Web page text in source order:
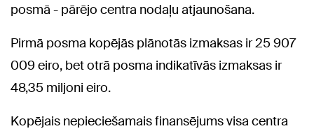
posmā - pārējo centra nodaļu atjaunošana.
Pirmā posma kopējās plānotās izmaksas ir 25 907
009 eiro, bet otrā posma indikatīvās izmaksas ir
48,35 miljoni eiro.
Kopējais nepieciešamais finansējums visa centra